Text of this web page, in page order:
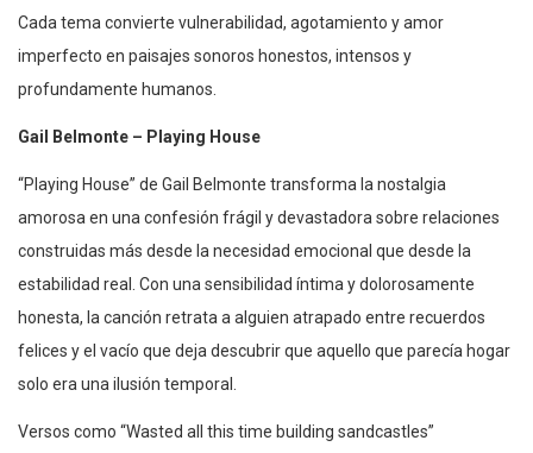
Cada tema convierte vulnerabilidad, agotamiento y amor
imperfecto en paisajes sonoros honestos, intensos y
profundamente humanos.
Gail Belmonte – Playing House
“Playing House” de Gail Belmonte transforma la nostalgia
amorosa en una confesión frágil y devastadora sobre relaciones
construidas más desde la necesidad emocional que desde la
estabilidad real. Con una sensibilidad íntima y dolorosamente
honesta, la canción retrata a alguien atrapado entre recuerdos
felices y el vacío que deja descubrir que aquello que parecía hogar
solo era una ilusión temporal.
Versos como “Wasted all this time building sandcastles”